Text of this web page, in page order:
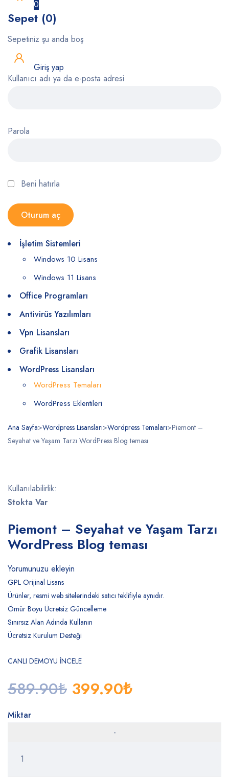
0
Sepet (0)
Sepetiniz şu anda boş
Giriş yap
Kullanıcı adı ya da e-posta adresi
Parola
Beni hatırla
İşletim Sistemleri
Windows 10 Lisans
Windows 11 Lisans
Office Programları
Antivirüs Yazılımları
Vpn Lisansları
Grafik Lisansları
WordPress Lisansları
WordPress Temaları
WordPress Eklentileri
Ana Sayfa>Wordpress Lisansları>Wordpress Temaları>Piemont –
Seyahat ve Yaşam Tarzı WordPress Blog teması
Kullanılabilirlik:
Stokta Var
Piemont – Seyahat ve Yaşam Tarzı
WordPress Blog teması
Yorumunuzu ekleyin
GPL Orijinal Lisans
Ürünler, resmi web sitelerindeki satıcı teklifiyle aynıdır.
Ömür Boyu Ücretsiz Güncelleme
Sınırsız Alan Adında Kullanın
Ücretsiz Kurulum Desteği
CANLI DEMOYU İNCELE
589.90₺ 399.90₺
Miktar